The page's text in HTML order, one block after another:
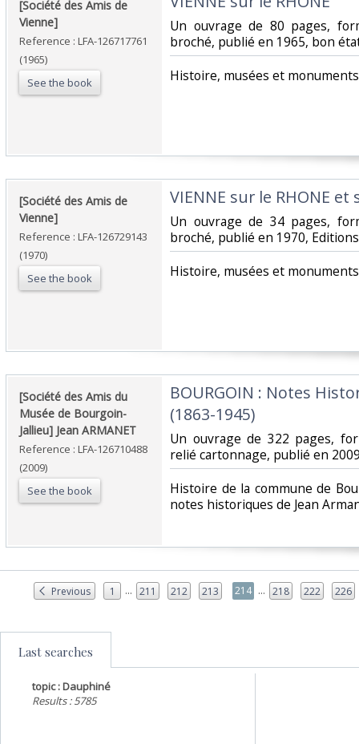
‎[Société des Amis de
Vienne]‎
Reference : LFA-126717761
(1965)
See the book
‎Un ouvrage de 80 pages,
broché, publié en 1965, bon
‎Histoire, musées et
‎[Société des Amis de
Vienne]‎
Reference : LFA-126729143
(1970)
See the book
‎VIENNE sur le RHONE et
‎Un ouvrage de 34 pages,
broché, publié en 1970,
‎Histoire, musées et
‎[Société des Amis du
Musée de Bourgoin-
Jallieu] Jean ARMANET‎
Reference : LFA-126710488
(2009)
See the book
‎BOURGOIN : Notes
(1863-1945)‎
‎Un ouvrage de 322 pages,
relié cartonnage, publié en
‎Histoire de la commune de
notes historiques de Jean
Previous 1 ... 211 212 213 214 ... 218 222 226
Last searches
topic : Dauphiné
Results : 5785